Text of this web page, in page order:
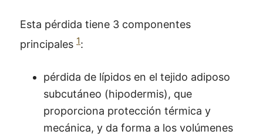
Esta pérdida tiene 3 componentes
principales 1:
pérdida de lípidos en el tejido adiposo
subcutáneo (hipodermis), que
proporciona protección térmica y
mecánica, y da forma a los volúmenes